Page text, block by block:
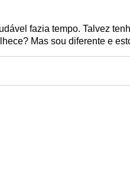
fazia tempo. Talvez
Mas sou diferente e